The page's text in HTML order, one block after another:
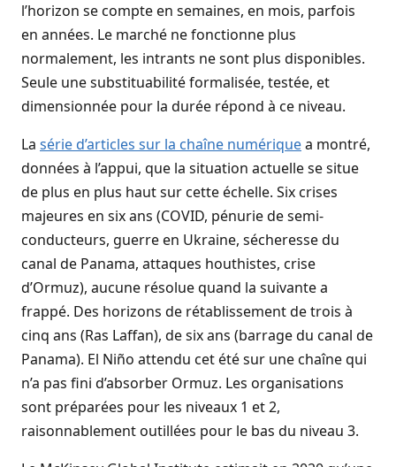
l’horizon se compte en semaines, en mois, parfois
en années. Le marché ne fonctionne plus
normalement, les intrants ne sont plus disponibles.
Seule une substituabilité formalisée, testée, et
dimensionnée pour la durée répond à ce niveau.
La série d’articles sur la chaîne numériquea montré,
données à l’appui, que la situation actuelle se situe
de plus en plus haut sur cette échelle. Six crises
majeures en six ans (COVID, pénurie de semi-
conducteurs, guerre en Ukraine, sécheresse du
canal de Panama, attaques houthistes, crise
d’Ormuz), aucune résolue quand la suivante a
frappé. Des horizons de rétablissement de trois à
cinq ans (Ras Laffan), de six ans (barrage du canal de
Panama). El Niño attendu cet été sur une chaîne qui
n’a pas fini d’absorber Ormuz. Les organisations
sont préparées pour les niveaux 1 et 2,
raisonnablement outillées pour le bas du niveau 3.